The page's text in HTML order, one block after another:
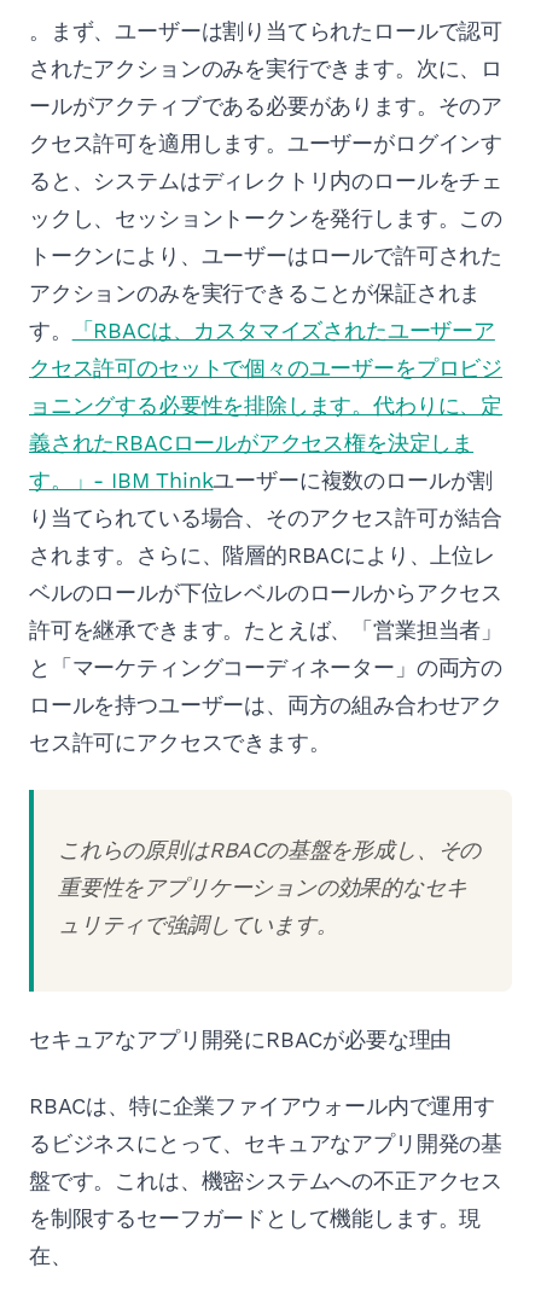
。まず、ユーザーは割り当てられたロールで認可
されたアクションのみを実行できます。次に、ロ
ールがアクティブである必要があります。そのア
クセス許可を適用します。ユーザーがログインす
ると、システムはディレクトリ内のロールをチェ
ックし、セッショントークンを発行します。この
トークンにより、ユーザーはロールで許可された
アクションのみを実行できることが保証されま
す。
「RBACは、カスタマイズされたユーザーア
クセス許可のセットで個々のユーザーをプロビジ
ョニングする必要性を排除します。代わりに、定
義されたRBACロールがアクセス権を決定しま
す。」- IBM Thinkユーザーに複数のロールが割
り当てられている場合、そのアクセス許可が結合
されます。さらに、階層的RBACにより、上位レ
ベルのロールが下位レベルのロールからアクセス
許可を継承できます。たとえば、「営業担当者」
と「マーケティングコーディネーター」の両方の
ロールを持つユーザーは、両方の組み合わせアク
セス許可にアクセスできます。
これらの原則はRBACの基盤を形成し、その
重要性をアプリケーションの効果的なセキ
ュリティで強調しています。
セキュアなアプリ開発にRBACが必要な理由
RBACは、特に企業ファイアウォール内で運用す
るビジネスにとって、セキュアなアプリ開発の基
盤です。これは、機密システムへの不正アクセス
を制限するセーフガードとして機能します。現
在、